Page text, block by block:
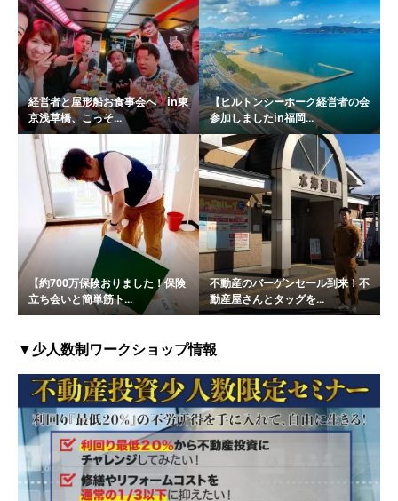
経営者と屋形船お食事会へ
in東
京浅草橋、こっそ...
【ヒルトンシーホーク経営者の会
参加しましたin福岡...
【約700万保険おりました！保険
立ち会いと簡単筋ト...
不動産のバーゲンセール到来！不
動産屋さんとタッグを...
▼少人数制ワークショップ情報